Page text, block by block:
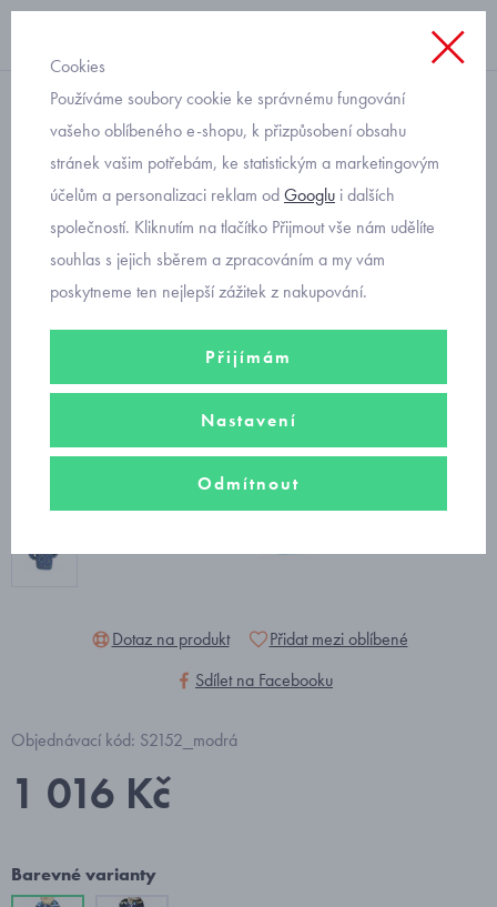
softshellová bunda
dívčí softshellová bunda s
hvězdičkami 1609 velikost
104 a 110
Dotaz na produkt
Přidat mezi oblíbené
Sdílet na Facebooku
Objednávací kód: S2152_modrá
1 016 Kč
Barevné varianty
Cookies
Používáme soubory cookie ke správnému fungování
vašeho oblíbeného e-shopu, k přizpůsobení obsahu
stránek vašim potřebám, ke statistickým a marketingovým
účelům a personalizaci reklam odGooglu i dalších
společností. Kliknutím na tlačítko Přijmout vše nám udělíte
souhlas s jejich sběrem a zpracováním a my vám
poskytneme ten nejlepší zážitek z nakupování.
Přijímám
Nastavení
Odmítnout